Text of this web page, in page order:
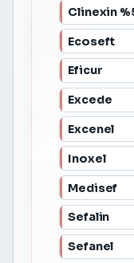
Clinexin
Ecoseft
Eficur
Excede
Excenel
Inoxel
Medisef
Sefalin
Sefanel